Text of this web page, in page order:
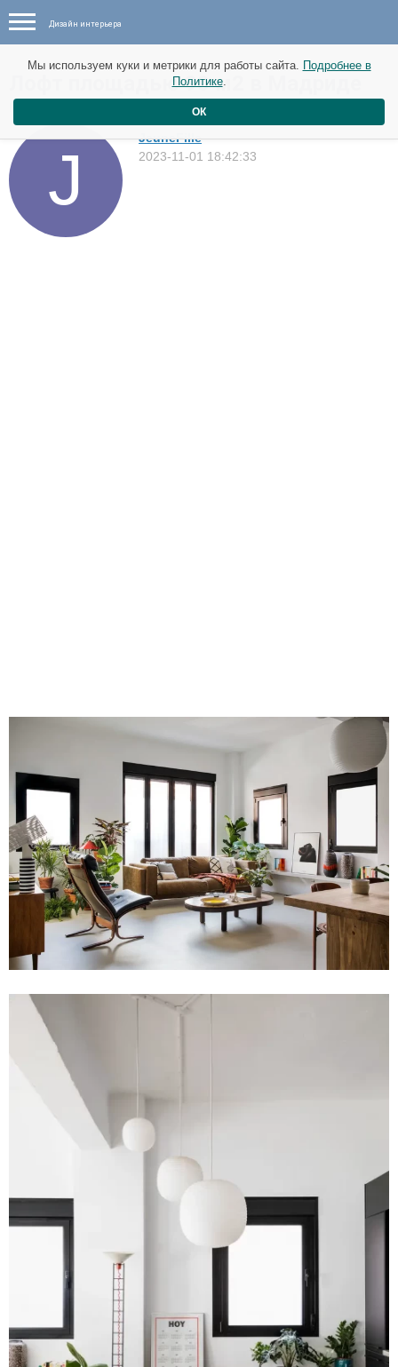
Дизайн интерьера
Лофт площадью 90 м2 в Мадриде
JeuneFille
2023-11-01 18:42:33
Мы используем куки и метрики для работы сайта. Подробнее в
Политике.
ОК